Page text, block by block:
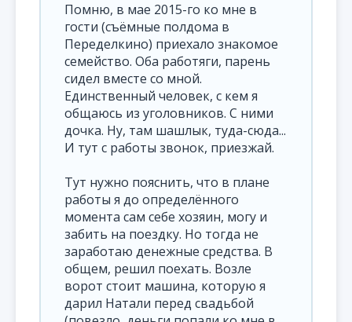
Помню, в мае 2015-го ко мне в
гости (съёмные полдома в
Переделкино) приехало знакомое
семейство. Оба работяги, парень
сидел вместе со мной.
Единственный человек, с кем я
общаюсь из уголовников. С ними
дочка. Ну, там шашлык, туда-сюда...
И тут с работы звонок, приезжай.
Тут нужно пояснить, что в плане
работы я до определённого
момента сам себе хозяин, могу и
забить на поездку. Но тогда не
заработаю денежные средства. В
общем, решил поехать. Возле
ворот стоит машина, которую я
дарил Натали перед свадьбой